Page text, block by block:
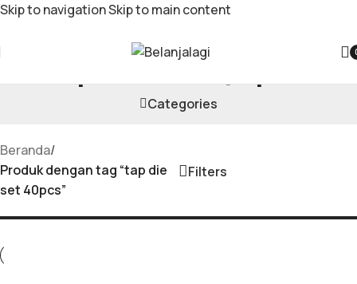
Skip to navigationSkip to main content
Categories
Beranda/
Produk dengan tag “tap die
set 40pcs”
Filters